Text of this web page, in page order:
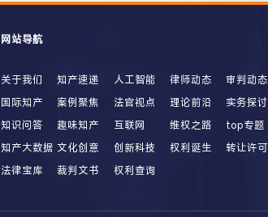
网站导航
关于我们 知产速递 人工智能 律师动态 审判动态
国际知产
案例聚焦 法官视点 理论前沿 实务探讨
知识问答
趣味知产 互联网 维权之路 top专题
知产大数据 文化创意 创新科技 权利诞生 转让许可
法律宝库
裁判文书 权利查询